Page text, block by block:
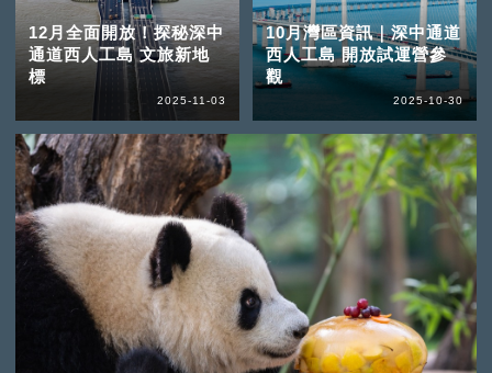
12月全面開放！探秘深中
通道西人工島 文旅新地
標
2025-11-03
10月灣區資訊｜深中通道
西人工島 開放試運營參
觀
2025-10-30